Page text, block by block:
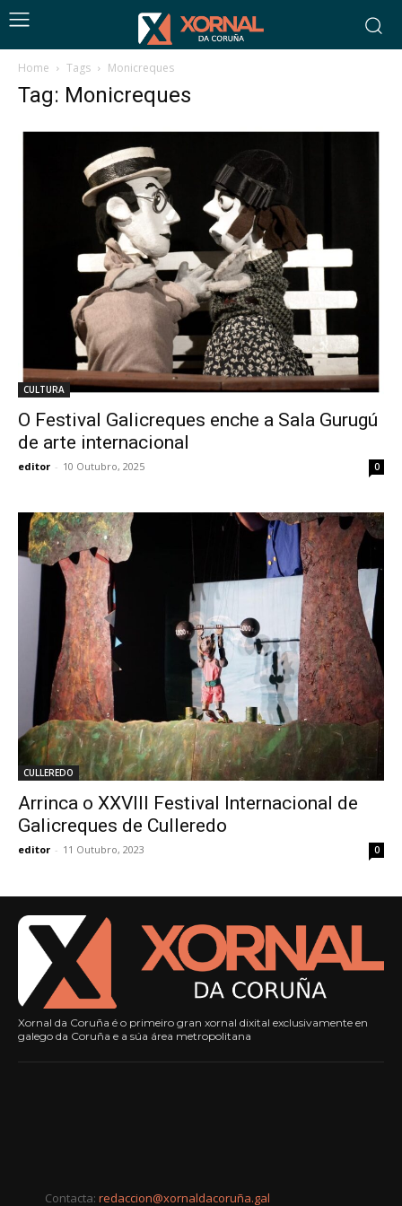
Home Tags Monicreques
Tag: Monicreques
CULTURA
O Festival Galicreques enche a Sala Gurugú
de arte internacional
editor - 10 Outubro, 2025 0
CULLEREDO
Arrinca o XXVIII Festival Internacional de
Galicreques de Culleredo
editor - 11 Outubro, 2023 0
Xornal da Coruña é o primeiro gran xornal dixital exclusivamente en
galego da Coruña e a súa área metropolitana
Contacta: redaccion@xornaldacoruña.gal